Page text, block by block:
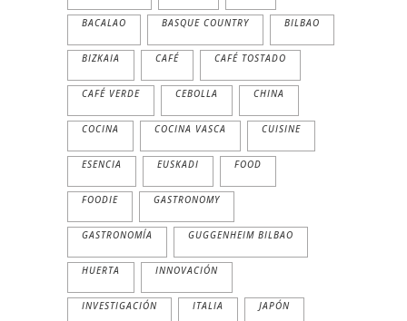
BACALAO BASQUE COUNTRY BILBAO
BIZKAIA CAFÉ CAFÉ TOSTADO
CAFÉ VERDE CEBOLLA CHINA
COCINA COCINA VASCA CUISINE
ESENCIA EUSKADI FOOD
FOODIE GASTRONOMY
GASTRONOMÍA GUGGENHEIM BILBAO
HUERTA INNOVACIÓN
INVESTIGACIÓN ITALIA JAPÓN